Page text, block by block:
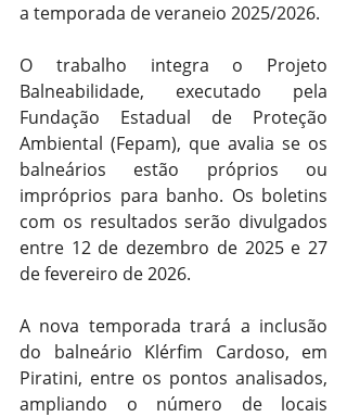
a temporada de veraneio 2025/2026.
O trabalho integra o Projeto
Balneabilidade, executado pela
Fundação Estadual de Proteção
Ambiental (Fepam), que avalia se os
balneários estão próprios ou
impróprios para banho. Os boletins
com os resultados serão divulgados
entre 12 de dezembro de 2025 e 27
de fevereiro de 2026.
A nova temporada trará a inclusão
do balneário Klérfim Cardoso, em
Piratini, entre os pontos analisados,
ampliando o número de locais